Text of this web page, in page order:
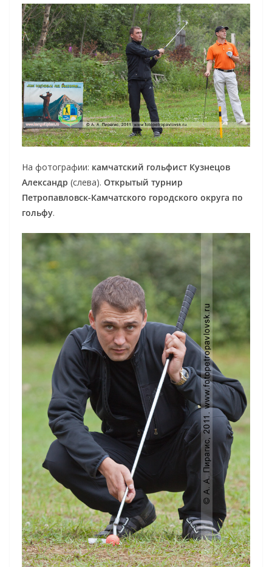
На фотографии: камчатский гольфист Кузнецов
Александр (слева). Открытый турнир
Петропавловск-Камчатского городского округа по
гольфу.